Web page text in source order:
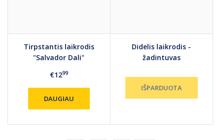
Tirpstantis laikrodis
"Salvador Dali"
€1299
DAUGIAU
Didelis laikrodis -
žadintuvas